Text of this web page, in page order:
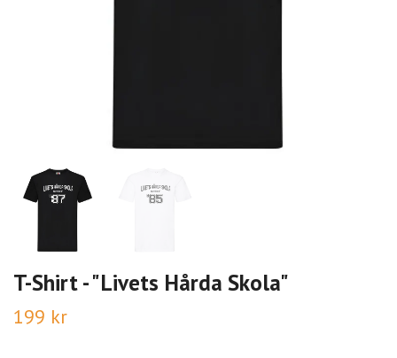
T-Shirt - "Livets Hårda Skola"
199 kr